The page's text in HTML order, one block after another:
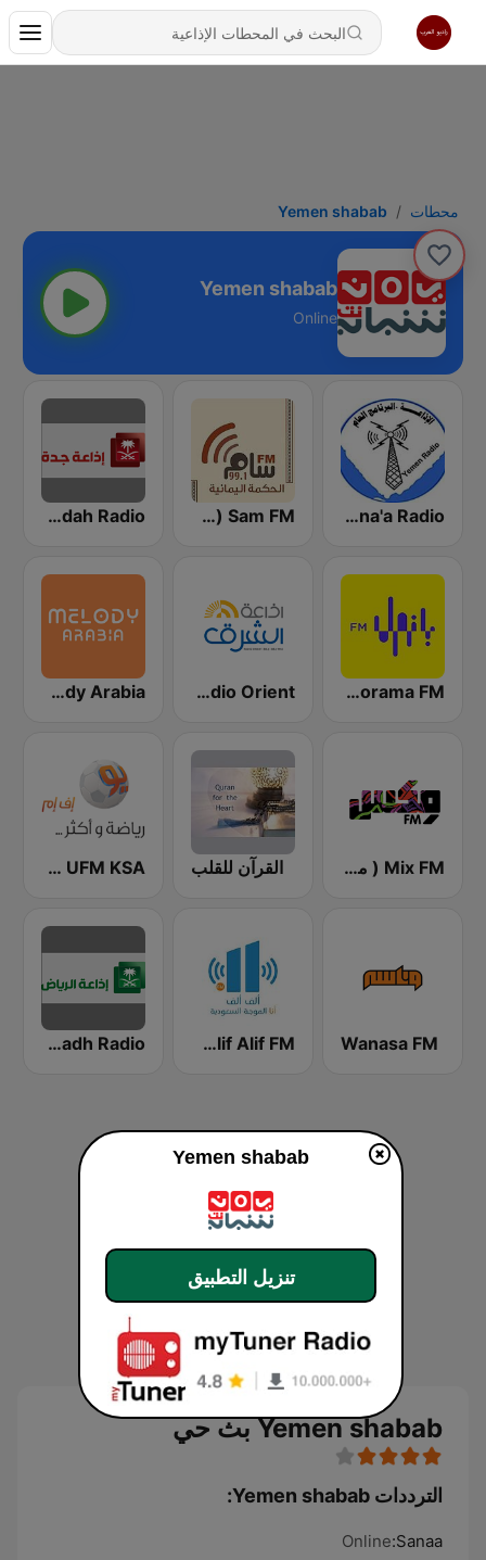
محطات Yemen shabab
Yemen shabab
Online
Sana'a Radio (إذاعة صنعاء) Sam FM (سام اف ام) Jeddah Radio اذاعة جدة
Panorama FM
Radio Orient
Melody Arabia
Mix FM ( مكس إف إم ) القرآن للقلب UFM KSA (يو إف إم)
Wanasa FM Alif Alif FM (ألف ألف إف إم) Riyadh Radio اذاعة الرياض
Yemen shabab بث حي
الترددات Yemen shabab:
Sanaa:
Online
Yemen shabab
تنزيل التطبيق